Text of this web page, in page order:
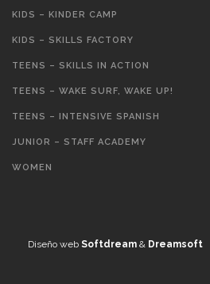
KIDS – KINDER CAMP
KIDS – SKILLS FACTORY
TEENS – SKILLS IN ACTION
TEENS – WAKE SURF, WAKE UP!
TEENS – INTENSIVE SPANISH
JUNIOR – STAFF ACADEMY
WOMEN
Diseño web Softdream & Dreamsoft